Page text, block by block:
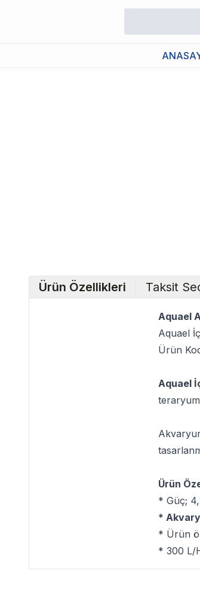
Ürün Özellikleri Taksit
Aquael
Aquael
Ürün
Aquael
Ürün
* Güç;
*
* Ürün
* 300 L/